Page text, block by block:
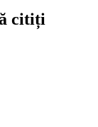
citiți